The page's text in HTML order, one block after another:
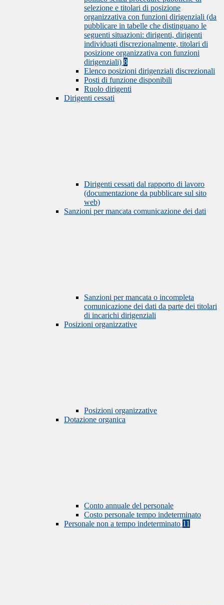
selezione e titolari di posizione
organizzativa con funzioni dirigenziali (da
pubblicare in tabelle che distinguano le
seguenti situazioni: dirigenti, dirigenti
individuati discrezionalmente, titolari di
posizione organizzativa con funzioni
dirigenziali) 8
Elenco posizioni dirigenziali discrezionali
Posti di funzione disponibili
Ruolo dirigenti
Dirigenti cessati
Dirigenti cessati dal rapporto di lavoro
(documentazione da pubblicare sul sito
web)
Sanzioni per mancata comunicazione dei dati
Sanzioni per mancata o incompleta
comunicazione dei dati da parte dei titolari
di incarichi dirigenziali
Posizioni organizzative
Posizioni organizzative
Dotazione organica
Conto annuale del personale
Costo personale tempo indeterminato
Personale non a tempo indeterminato 11